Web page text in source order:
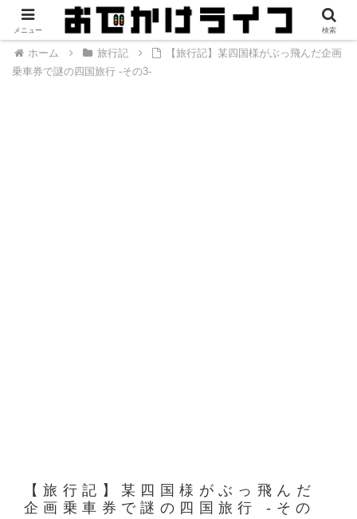
ホーム 旅行記
【旅行記】某四国様がぶっ飛んだ企画
乗車券で謎の四国旅行 -その3-
【旅行記】某四国様がぶっ飛んだ
企画乗車券で謎の四国旅行 -その
メニュー 検索